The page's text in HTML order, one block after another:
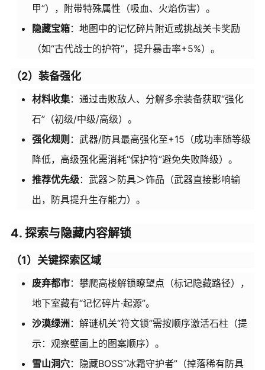
甲”），附带特殊属性（吸血、火焰伤害）。
隐藏宝箱：地图中的记忆碎片附近或挑战关卡奖励
（如“古代战士的护符”，提升暴击率+5%）。
（2）装备强化
材料收集：通过击败敌人、分解多余装备获取“强化
石”（初级/中级/高级）。
强化规则 ：武器/防具最高强化至+15（成功率随等级
降低，高级强化需消耗“保护符”避免失败降级）。
推荐优先级：武器＞防具＞饰品（武器直接影响输
出，防具提升生存能力）。
4. 探索与隐藏内容解锁
（1）关键探索区域
废弃都市：攀爬高楼解锁瞭望点（标记隐藏路径），
地下室藏有“记忆碎片·起源”。
沙漠绿洲 ：解谜机关“符文锁”需按顺序激活石柱（提
示：观察壁画上的图案顺序）。
雪山洞穴：隐藏BOSS“冰霜守护者”（掉落稀有防具